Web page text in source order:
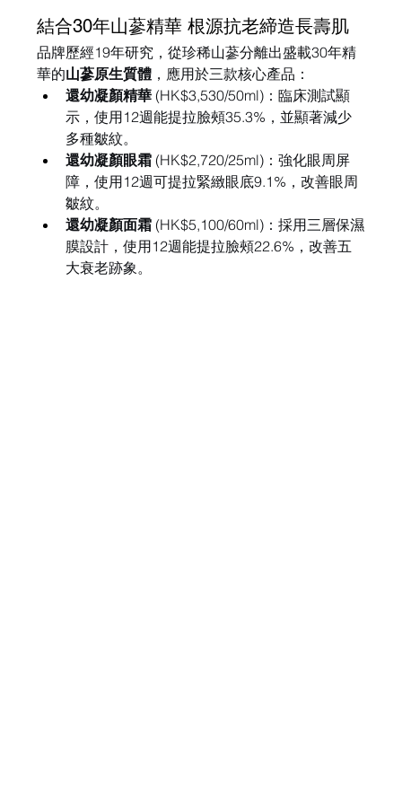
結合30年山蔘精華 根源抗老締造長壽肌
品牌歷經19年研究，從珍稀山蔘分離出盛載30年精
華的山蔘原生質體，應用於三款核心產品：
還幼凝顏精華 (HK$3,530/50ml)：臨床測試顯
示，使用12週能提拉臉頰35.3%，並顯著減少
多種皺紋。
還幼凝顏眼霜 (HK$2,720/25ml)：強化眼周屏
障，使用12週可提拉緊緻眼底9.1%，改善眼周
皺紋。
還幼凝顏面霜 (HK$5,100/60ml)：採用三層保濕
膜設計，使用12週能提拉臉頰22.6%，改善五
大衰老跡象。